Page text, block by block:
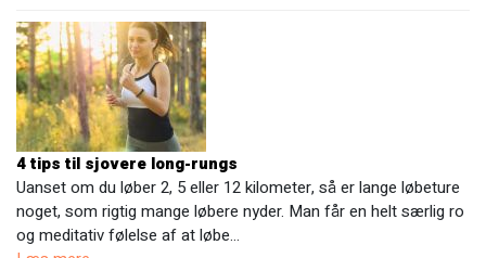
4 tips til sjovere long-rungs
Uanset om du løber 2, 5 eller 12 kilometer, så er lange løbeture
noget, som rigtig mange løbere nyder. Man får en helt særlig ro
og meditativ følelse af at løbe…